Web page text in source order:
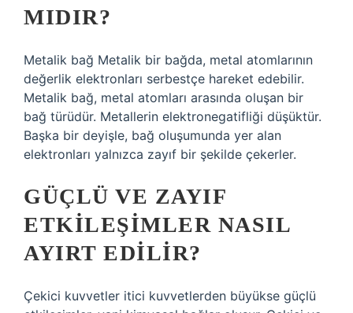
MIDIR?
Metalik bağ Metalik bir bağda, metal atomlarının
değerlik elektronları serbestçe hareket edebilir.
Metalik bağ, metal atomları arasında oluşan bir
bağ türüdür. Metallerin elektronegatifliği düşüktür.
Başka bir deyişle, bağ oluşumunda yer alan
elektronları yalnızca zayıf bir şekilde çekerler.
GÜÇLÜ VE ZAYIF
ETKILEŞIMLER NASIL
AYIRT EDILIR?
Çekici kuvvetler itici kuvvetlerden büyükse güçlü